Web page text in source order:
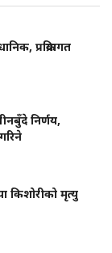
प्रक्रियागत
निर्णय,
किशोरीको मृत्यु